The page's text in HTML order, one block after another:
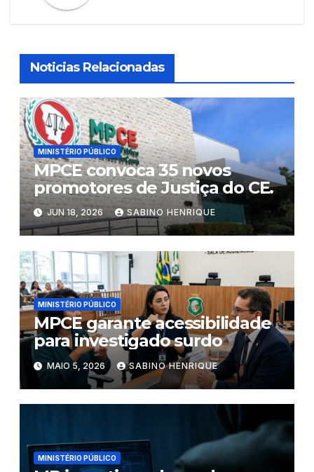
Noticias Relacionadas
MINISTÉRIO PÚBLICO
MPCE convoca 35 novos
promotores de Justiça do CE.
JUN 18, 2026 SABINO HENRIQUE
MINISTÉRIO PÚBLICO
MPCE garante acessibilidade
para investigado surdo
MAIO 5, 2026 SABINO HENRIQUE
MINISTÉRIO PÚBLICO